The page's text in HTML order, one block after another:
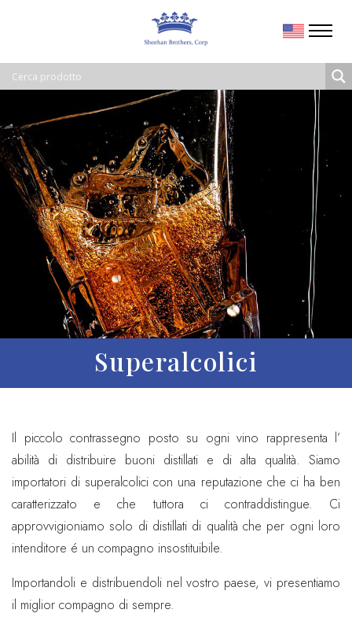
Superalcolici
Il piccolo contrassegno posto su ogni vino rappresenta l’
abilità di distribuire buoni distillati e di alta qualità. Siamo
importatori di superalcolici con una reputazione che ci ha ben
caratterizzato e che tuttora ci contraddistingue. Ci
approvvigioniamo solo di distillati di qualità che per ogni loro
intenditore é un compagno insostituibile.
Importandoli e distribuendoli nel vostro paese, vi presentiamo
il miglior compagno di sempre.